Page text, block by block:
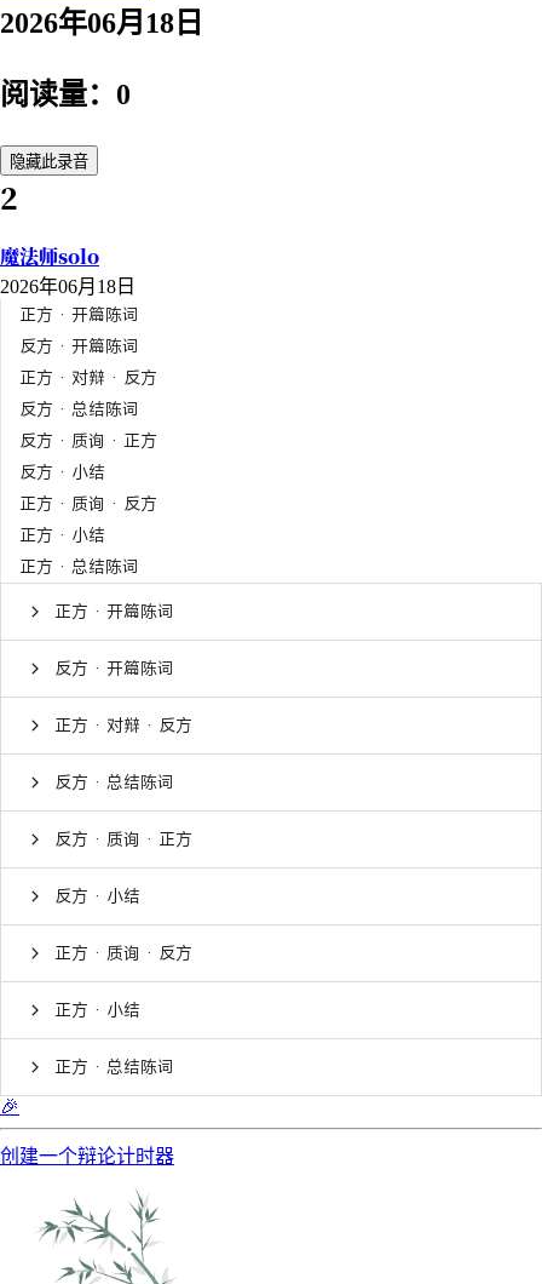
2026年06月18日
阅读量：0
隐藏此录音
2
魔法师solo
2026年06月18日
正方 · 开篇陈词
反方 · 开篇陈词
正方 · 对辩 · 反方
反方 · 总结陈词
反方 · 质询 · 正方
反方 · 小结
正方 · 质询 · 反方
正方 · 小结
正方 · 总结陈词
正方 · 开篇陈词
反方 · 开篇陈词
正方 · 对辩 · 反方
反方 · 总结陈词
反方 · 质询 · 正方
反方 · 小结
正方 · 质询 · 反方
正方 · 小结
正方 · 总结陈词
🎉
创建一个辩论计时器